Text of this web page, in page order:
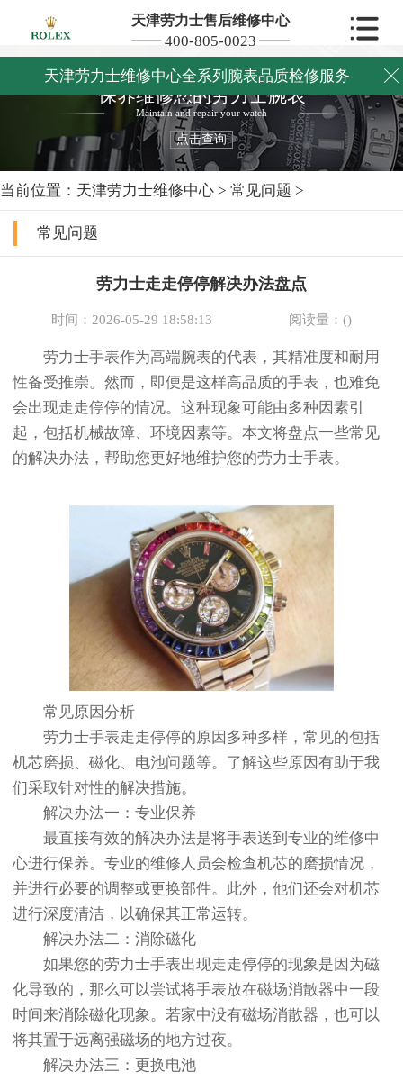
天津劳力士售后维修中心
400-805-0023
天津劳力士维修中心全系列腕表品质检修服务 
保养维修您的劳力士腕表
Maintain and repair your watch
点击查询
当前位置： 天津劳力士维修中心 > 常见问题 >
常见问题
劳力士走走停停解决办法盘点
时间：2026-05-29 18:58:13 阅读量：()
劳力士手表作为高端腕表的代表，其精准度和耐用
性备受推崇。然而，即便是这样高品质的手表，也难免
会出现走走停停的情况。这种现象可能由多种因素引
起，包括机械故障、环境因素等。本文将盘点一些常见
的解决办法，帮助您更好地维护您的劳力士手表。
常见原因分析
劳力士手表走走停停的原因多种多样，常见的包括
机芯磨损、磁化、电池问题等。了解这些原因有助于我
们采取针对性的解决措施。
解决办法一：专业保养
最直接有效的解决办法是将手表送到专业的维修中
心进行保养。专业的维修人员会检查机芯的磨损情况，
并进行必要的调整或更换部件。此外，他们还会对机芯
进行深度清洁，以确保其正常运转。
解决办法二：消除磁化
如果您的劳力士手表出现走走停停的现象是因为磁
化导致的，那么可以尝试将手表放在磁场消散器中一段
时间来消除磁化现象。若家中没有磁场消散器，也可以
将其置于远离强磁场的地方过夜。
解决办法三：更换电池